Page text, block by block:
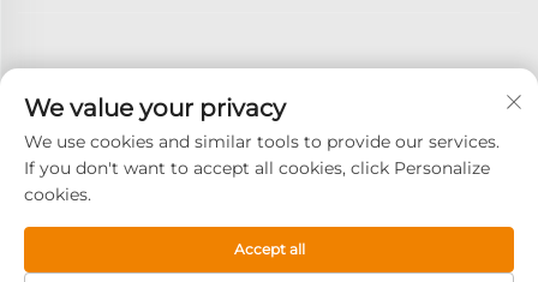
Berlangganan
rights reserved -
Kebijakan Privasi
We value your privacy
We use cookies and similar tools to provide our services.
If you don't want to accept all cookies, click Personalize
cookies.
Accept all